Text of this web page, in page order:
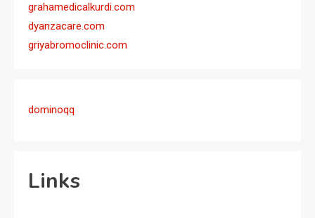
grahamedicalkurdi.com
dyanzacare.com
griyabromoclinic.com
dominoqq
Links